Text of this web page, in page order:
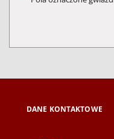
DANE KONTAKTOWE